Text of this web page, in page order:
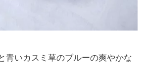
青いカスミ草のブルーの爽やかな